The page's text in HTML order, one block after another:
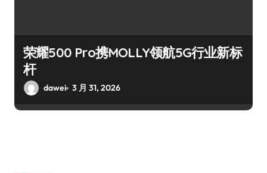
荣耀500 Pro携MOLLY领航5G行业新标
杆
dawei 3 月 31, 2026